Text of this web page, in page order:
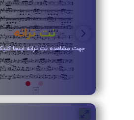
نت ترانه
جهت مشاهده نت ترانه اینجا